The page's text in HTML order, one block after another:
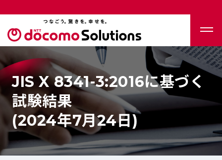
JIS X 8341-3:2016に基づく
試験結果
(2024年7月24日)